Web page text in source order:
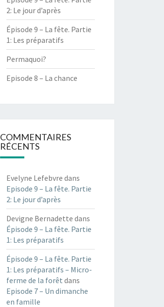
2: Le jour d’après
Épisode 9 – La fête. Partie
1: Les préparatifs
Permaquoi?
Episode 8 – La chance
COMMENTAIRES
RÉCENTS
Evelyne Lefebvre dans
Episode 9 – La fête. Partie
2: Le jour d’après
Devigne Bernadette dans
Épisode 9 – La fête. Partie
1: Les préparatifs
Épisode 9 – La fête. Partie
1: Les préparatifs – Micro-
ferme de la forêt dans
Episode 7 – Un dimanche
en famille